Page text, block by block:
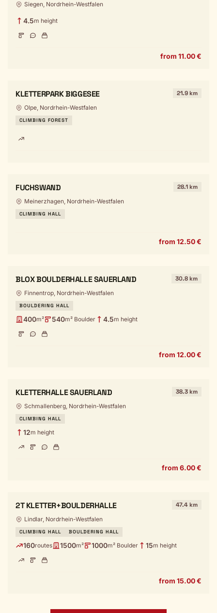
Siegen, Nordrhein-Westfalen
4.5m height
from 11.00 €
KLETTERPARK BIGGESEE 21.9 km
Olpe, Nordrhein-Westfalen
CLIMBING FOREST
FUCHSWAND 28.1 km
Meinerzhagen, Nordrhein-Westfalen
CLIMBING HALL
from 12.50 €
BLOX BOULDERHALLE SAUERLAND 30.8 km
Finnentrop, Nordrhein-Westfalen
BOULDERING HALL
400m² 540m² Boulder 4.5m height
from 12.00 €
KLETTERHALLE SAUERLAND 38.3 km
Schmallenberg, Nordrhein-Westfalen
CLIMBING HALL
12m height
from 6.00 €
2T KLETTER+BOULDERHALLE 47.4 km
Lindlar, Nordrhein-Westfalen
CLIMBING HALL BOULDERING HALL
160routes 1500m² 1000m² Boulder 15m height
from 15.00 €